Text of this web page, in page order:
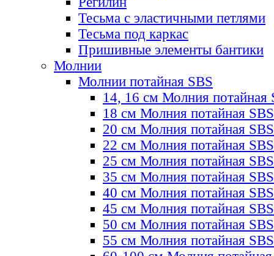
Тесьма с эластичными петлями
Тесьма под каркас
Пришивные элементы бантики
Молнии
Молнии потайная SBS
14, 16 см Молния потайная
18 см Молния потайная SBS
20 см Молния потайная SBS
22 см Молния потайная SBS
25 см Молния потайная SBS
35 см Молния потайная SBS
40 см Молния потайная SBS
45 см Молния потайная SBS
50 см Молния потайная SBS
55 см Молния потайная SBS